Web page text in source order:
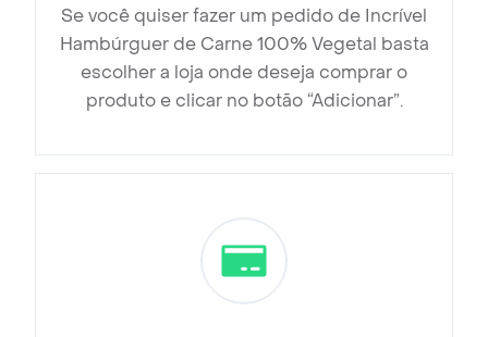
Se você quiser fazer um pedido de Incrível
Hambúrguer de Carne 100% Vegetal basta
escolher a loja onde deseja comprar o
produto e clicar no botão “Adicionar”.